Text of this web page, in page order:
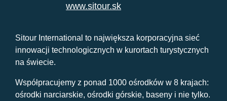
www.sitour.sk
Sitour International to największa korporacyjna sieć
innowacji technologicznych w kurortach turystycznych
na świecie.
Współpracujemy z ponad 1000 ośrodków w 8 krajach:
ośrodki narciarskie, ośrodki górskie, baseny i nie tylko.